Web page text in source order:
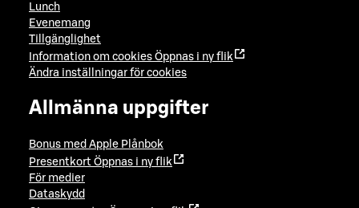
Lunch
Evenemang
Tillgänglighet
Information om cookies Öppnas i ny flik
Ändra inställningar för cookies
Allmänna uppgifter
Bonus med Apple Plånbok
Presentkort Öppnas i ny flik
För medier
Dataskydd